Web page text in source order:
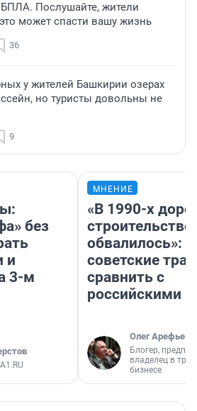
БПЛА. Послушайте, жители
может спасти вашу жизнь
36
у жителей Башкирии озерах
но туристы довольны не
9
без
и
3-м
МНЕНИЕ
«В 1990-х
строительство
обвалилось»:
советские
сравнить с
российскими
Олег Арефьев
Блогер,
владелец в
бизнесе